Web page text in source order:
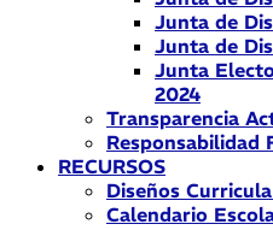
Junta de
Junta de
Junta
2024
Transparencia
Responsabilidad
RECURSOS
Diseños
Calendario